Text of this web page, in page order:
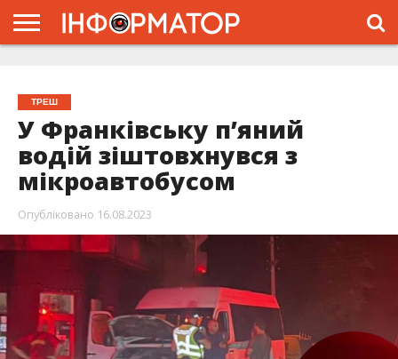
ТРЕШ
У Франківську п’яний
водій зіштовхнувся з
мікроавтобусом
Опубліковано 16.08.2023